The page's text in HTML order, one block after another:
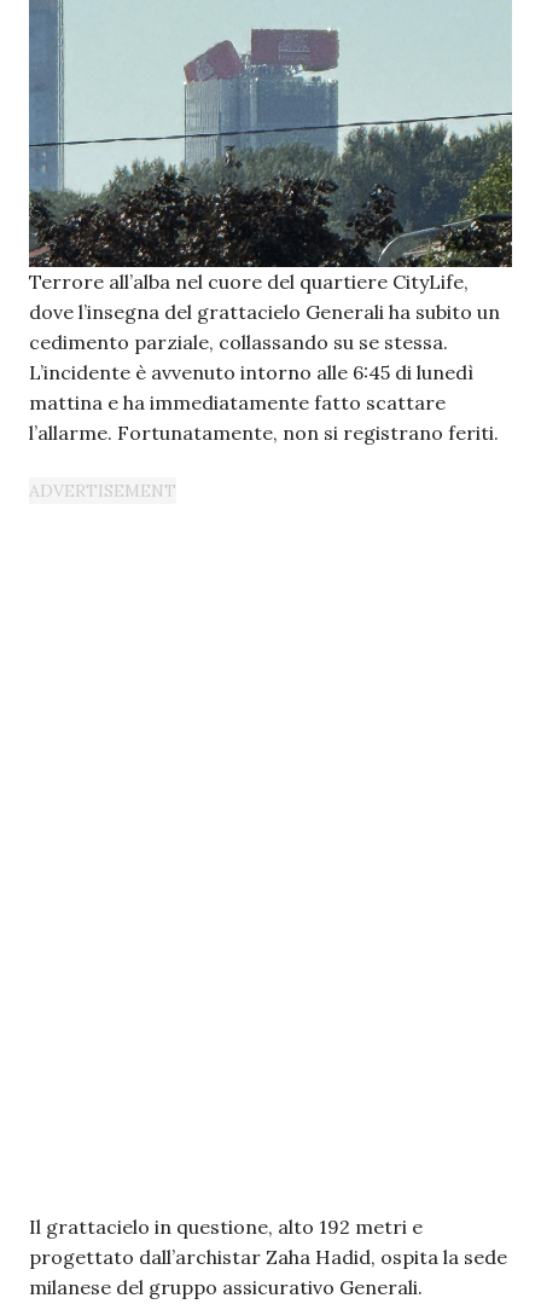
Terrore all’alba nel cuore del quartiere CityLife,
dove l’insegna del grattacielo Generali ha subito un
cedimento parziale, collassando su se stessa.
L’incidente è avvenuto intorno alle 6:45 di lunedì
mattina e ha immediatamente fatto scattare
l’allarme. Fortunatamente, non si registrano feriti.
Il grattacielo in questione, alto 192 metri e
progettato dall’archistar Zaha Hadid, ospita la sede
milanese del gruppo assicurativo Generali.